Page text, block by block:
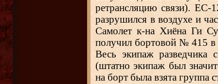
ретрансляцию связи).
разрушился в воздухе и
Самолет к-на Хиёна Ги
получил бортовой № 415 в
Весь экипаж разведчика
(штатно экипаж был
на борт была взята группа